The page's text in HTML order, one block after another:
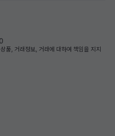
품, 거래정보, 거래에 대하여 책임을 지지